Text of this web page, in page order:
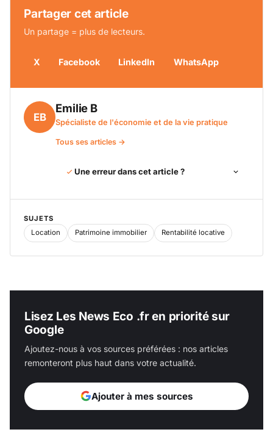
Partager cet article
Un partage = plus de lecteurs.
X Facebook LinkedIn WhatsApp
EB
Emilie B
Spécialiste de l'économie et de la vie pratique
Tous ses articles →
Une erreur dans cet article ?
SUJETS
Location
Patrimoine immobilier Rentabilité locative
Lisez Les News Eco .fr en priorité sur
Google
Ajoutez-nous à vos sources préférées : nos articles
remonteront plus haut dans votre actualité.
Ajouter à mes sources